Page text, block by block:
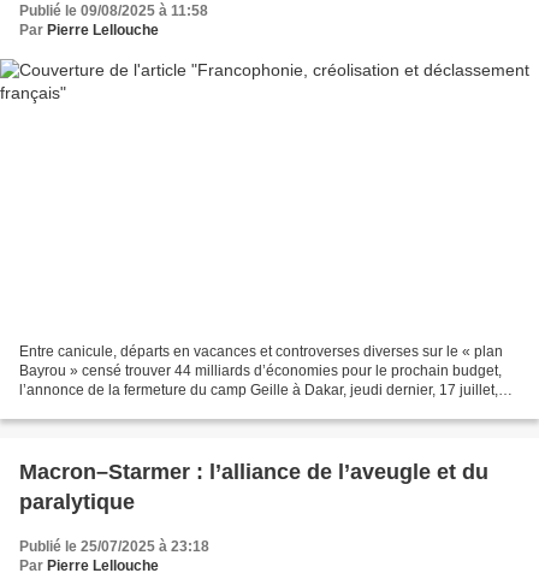
Publié le 09/08/2025 à 11:58
Par Pierre Lellouche
Entre canicule, départs en vacances et controverses diverses sur le « plan
Bayrou » censé trouver 44 milliards d’économies pour le prochain budget,
l’annonce de la fermeture du camp Geille à Dakar, jeudi dernier, 17 juillet,
Macron–Starmer : l’alliance de l’aveugle et du
paralytique
Publié le 25/07/2025 à 23:18
Par Pierre Lellouche